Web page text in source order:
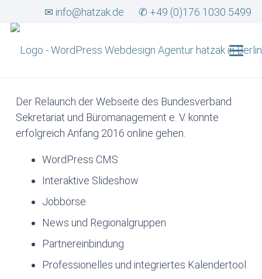
✉ info@hatzak.de ✆ +49 (0)176 1030 5499
Der Relaunch der Webseite des Bundesverband
Sekretariat und Büromanagement e. V. konnte
erfolgreich Anfang 2016 online gehen.
WordPress CMS
Interaktive Slideshow
Jobbörse
News und Regionalgruppen
Partnereinbindung
Professionelles und integriertes Kalendertool